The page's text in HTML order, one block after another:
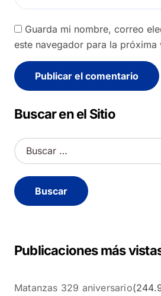
Guarda mi nombre, correo
este navegador para la próxima
Buscar en el Sitio
B
u
c
a
Publicaciones más
Matanzas 329 aniversario